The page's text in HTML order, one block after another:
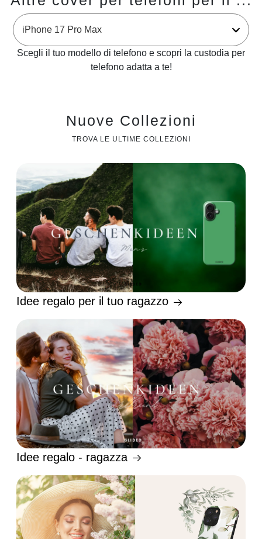
Scegli il tuo modello di telefono e scopri la custodia per
telefono adatta a te!
Nuove Collezioni
TROVA LE ULTIME COLLEZIONI
Idee regalo per il tuo ragazzo
Idee regalo - ragazza